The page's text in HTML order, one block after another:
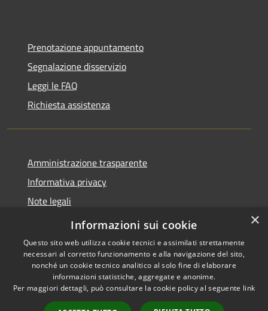
Prenotazione appuntamento
Segnalazione disservizio
Leggi le FAQ
Richiesta assistenza
Amministrazione trasparente
Informativa privacy
Note legali
Dichiarazione di accessibilità
Accessibilità
Copyright © 2026 • Comune di
Librizzi • Powered by
×
Informazioni sui cookie
Questo sito web utilizza cookie tecnici e assimilati strettamente
necessari al corretto funzionamento e alla navigazione del sito,
nonché un cookie tecnico analitico al solo fine di elaborare
informazioni statistiche, aggregate e anonime.
Per maggiori dettagli, può consultare la cookie policy al seguente link